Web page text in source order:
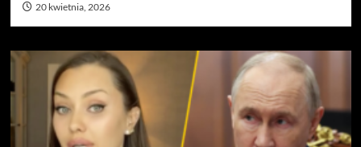
20 kwietnia, 2026